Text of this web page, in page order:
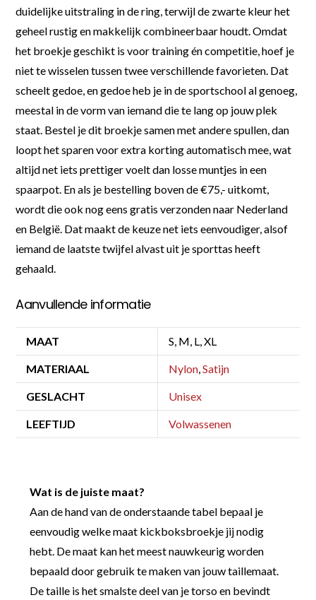
duidelijke uitstraling in de ring, terwijl de zwarte kleur het
geheel rustig en makkelijk combineerbaar houdt. Omdat
het broekje geschikt is voor training én competitie, hoef je
niet te wisselen tussen twee verschillende favorieten. Dat
scheelt gedoe, en gedoe heb je in de sportschool al genoeg,
meestal in de vorm van iemand die te lang op jouw plek
staat. Bestel je dit broekje samen met andere spullen, dan
loopt het sparen voor extra korting automatisch mee, wat
altijd net iets prettiger voelt dan losse muntjes in een
spaarpot. En als je bestelling boven de €75,- uitkomt,
wordt die ook nog eens gratis verzonden naar Nederland
en België. Dat maakt de keuze net iets eenvoudiger, alsof
iemand de laatste twijfel alvast uit je sporttas heeft
gehaald.
Aanvullende informatie
MAAT S, M, L, XL
MATERIAAL Nylon,Satijn
GESLACHT Unisex
LEEFTIJD Volwassenen
Wat is de juiste maat?
Aan de hand van de onderstaande tabel bepaal je
eenvoudig welke maat kickboksbroekje jij nodig
hebt. De maat kan het meest nauwkeurig worden
bepaald door gebruik te maken van jouw taillemaat.
De taille is het smalste deel van je torso en bevindt